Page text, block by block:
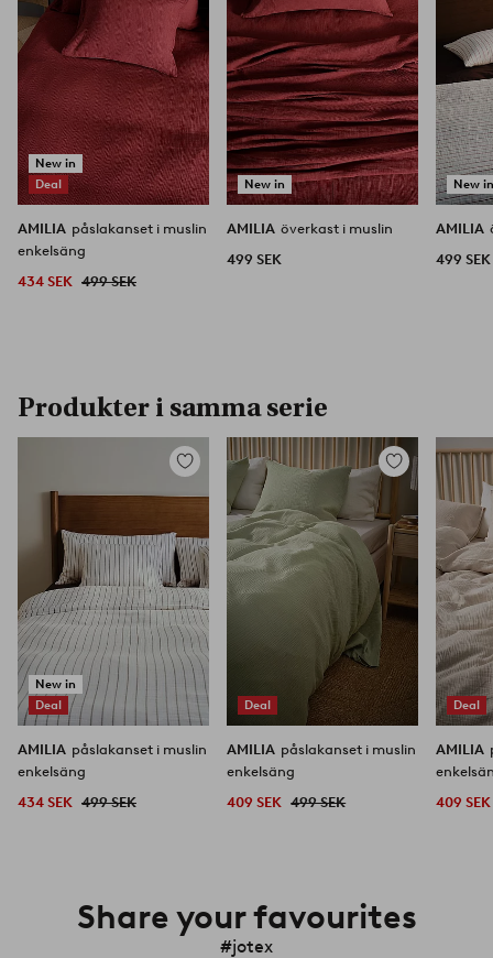
New in
Deal
AMILIA påslakanset i muslin
enkelsäng
434 SEK 499 SEK
New in
AMILIA överkast i muslin
499 SEK
New
AMILIA
499 SEK
Produkter i samma serie
New in
Deal
Lägg
i
favoriter
AMILIA påslakanset i muslin
enkelsäng
434 SEK 499 SEK
Deal
Lägg
till
i
favoriter
AMILIA påslakanset i muslin
enkelsäng
409 SEK 499 SEK
Deal
AMILIA
409 SEK
Share your favourites
#jotex